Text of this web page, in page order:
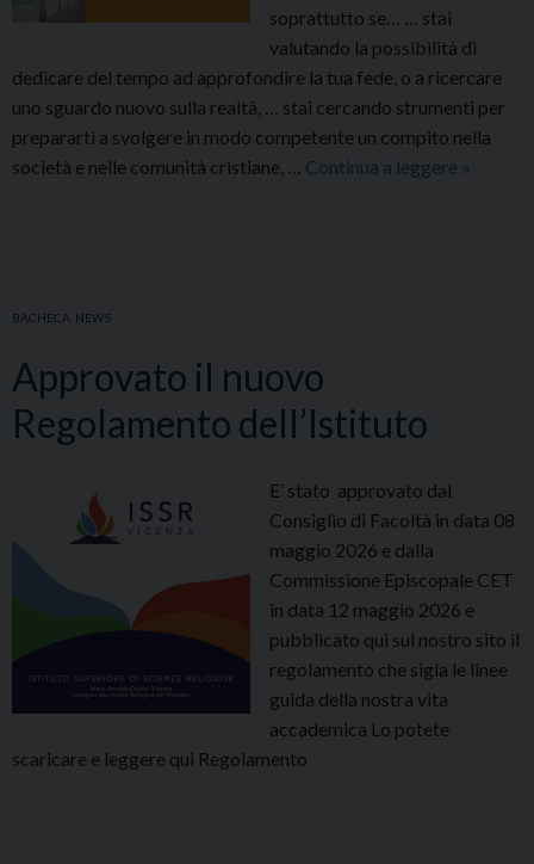
soprattutto se… … stai
valutando la possibilità di
dedicare del tempo ad approfondire la tua fede, o a ricercare
uno sguardo nuovo sulla realtà, … stai cercando strumenti per
prepararti a svolgere in modo competente un compito nella
società e nelle comunità cristiane, … Continua a leggere »
BACHECA NEWS
Approvato il nuovo
Regolamento dell’Istituto
E’ stato approvato dal
Consiglio di Facoltà in data 08
maggio 2026 e dalla
Commissione Episcopale CET
in data 12 maggio 2026 e
pubblicato qui sul nostro sito il
regolamento che sigla le linee
guida della nostra vita
accademica Lo potete
scaricare e leggere qui Regolamento